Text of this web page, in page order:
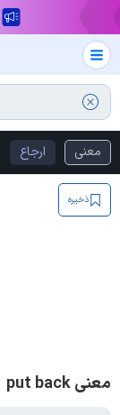
معنی ارجاع
ذخیره
معنی put back